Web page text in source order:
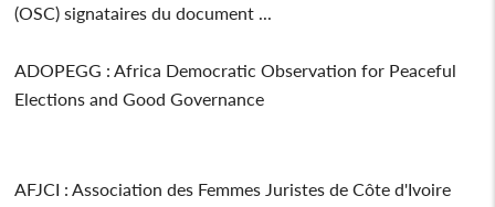
(OSC) signataires du document ...
ADOPEGG : Africa Democratic Observation for Peaceful
Elections and Good Governance
AFJCI : Association des Femmes Juristes de Côte d'Ivoire